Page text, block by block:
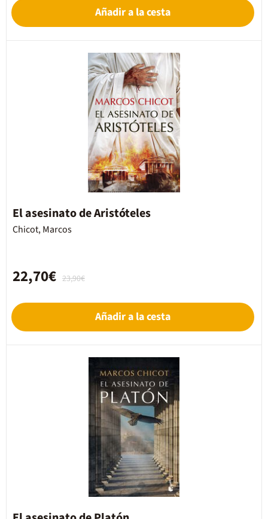
Añadir a la cesta
El asesinato de Aristóteles
Chicot, Marcos
23,90€
22,70€
Añadir a la cesta